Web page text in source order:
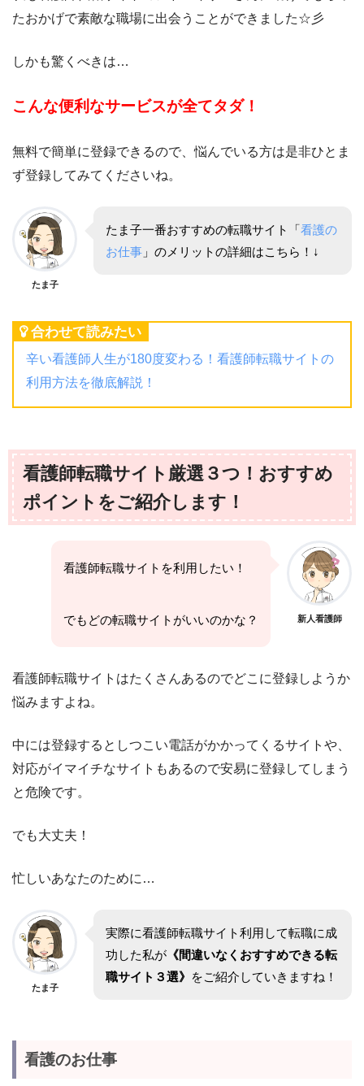
たおかげで素敵な職場に出会うことができました☆彡
しかも驚くべきは…
こんな便利なサービスが全てタダ！
無料で簡単に登録できるので、悩んでいる方は是非ひとま
ず登録してみてくださいね。
たま子
たま子一番おすすめの転職サイト「看護の
お仕事 」のメリットの詳細はこちら！↓
合わせて読みたい
辛い看護師人生が180度変わる！看護師転職サイトの
利用方法を徹底解説！
看護師転職サイト厳選３つ！おすすめ
ポイントをご紹介します！
看護師転職サイトを利用したい！
でもどの転職サイトがいいのかな？ 新人看護師
看護師転職サイトはたくさんあるのでどこに登録しようか
悩みますよね。
中には登録するとしつこい電話がかかってくるサイトや、
対応がイマイチなサイトもあるので安易に登録してしまう
と危険です。
でも大丈夫！
忙しいあなたのために…
たま子
実際に看護師転職サイト利用して転職に成
功した私が 《間違いなくおすすめできる転
職サイト３選》 をご紹介していきますね！
看護のお仕事